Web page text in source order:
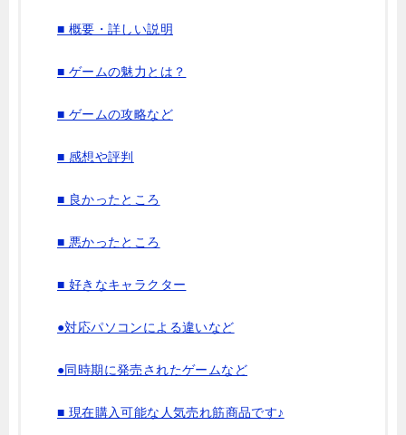
■ 概要・詳しい説明
■ ゲームの魅力とは？
■ ゲームの攻略など
■ 感想や評判
■ 良かったところ
■ 悪かったところ
■ 好きなキャラクター
●対応パソコンによる違いなど
●同時期に発売されたゲームなど
■ 現在購入可能な人気売れ筋商品です♪